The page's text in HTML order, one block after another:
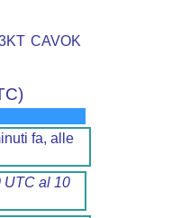
CAVOK
fa, alle
UTC al 10